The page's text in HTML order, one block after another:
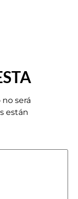
será
están